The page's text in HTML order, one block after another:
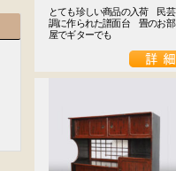
とても珍しい商品の入荷　民芸
調に作られた譜面台　畳のお部
屋でギターでも